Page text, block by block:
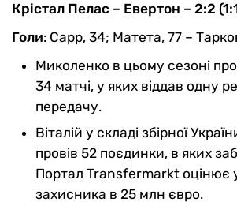
Крістал Пелас – Евертон – 2:2
Голи: Сарр, 34; Матета, 77 –
Миколенко в цьому сезоні
34 матчі, у яких віддав одну
передачу.
Віталій у складі збірної
провів 52 поєдинки, в яких
Портал Transfermarkt оцінює
захисника в 25 млн євро.